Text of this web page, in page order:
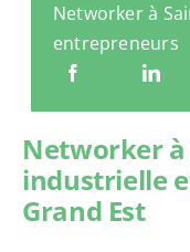
Networker à
entrepreneurs
Networker à
industrielle
Grand Est